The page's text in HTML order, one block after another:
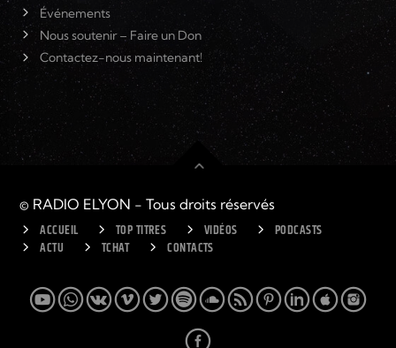
Événements
Nous soutenir – Faire un Don
Contactez-nous maintenant!
© RADIO ELYON - Tous droits réservés
ACCUEIL TOP TITRES VIDÉOS
PODCASTS
ACTU
TCHAT CONTACTS